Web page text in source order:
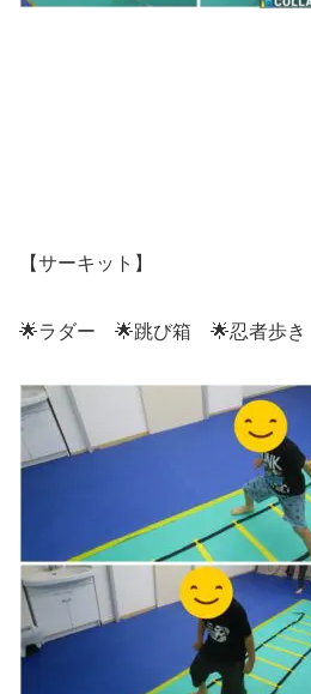
【サーキット】
🌟ラダー 🌟跳び箱 🌟忍者歩